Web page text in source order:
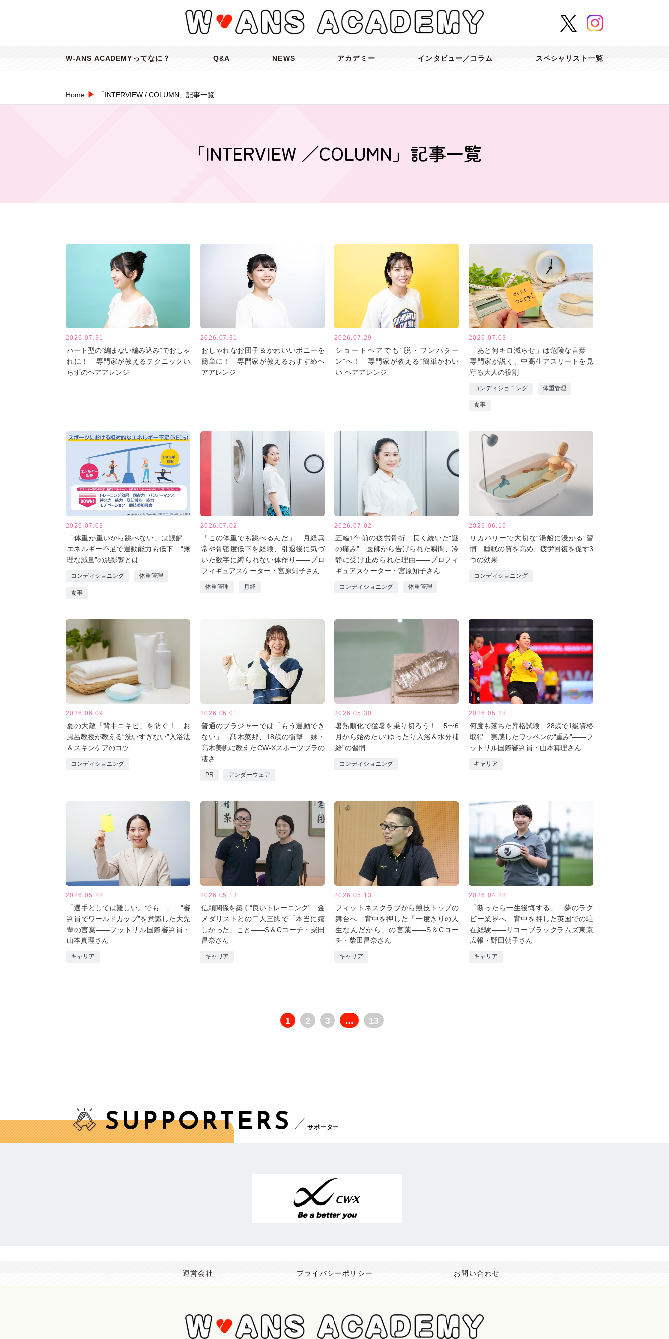
W-ANS ACADEMYってなに？ Q&A NEWS アカデミー インタビュー／コラム スペシャリスト一覧
Home ▶ 「INTERVIEW / COLUMN」記事一覧
「INTERVIEW ／COLUMN」記事一覧
2026.07.31
ハート型の“編まない編み込み”でおしゃ
れに！ 専門家が教えるテクニックい
らずのヘアアレンジ
2026.07.31
おしゃれなお団子＆かわいいポニーを
簡単に！ 専門家が教えるおすすめヘ
アアレンジ
2026.07.29
ショートヘアでも“脱・ワンパター
ン”へ！ 専門家が教える“簡単かわい
い”ヘアアレンジ
2026.07.03
「あと何キロ減らせ」は危険な言葉
専門家が説く、中高生アスリートを見
守る大人の役割
コンディショニング 体重管理
食事
2026.07.03
「体重が重いから跳べない」は誤解
エネルギー不足で運動能力も低下…“無
理な減量”の悪影響とは
コンディショニング 体重管理
食事
2026.07.02
「この体重でも跳べるんだ」 月経異
常や骨密度低下を経験、引退後に気づ
いた数字に縛られない体作り――プロ
フィギュアスケーター・宮原知子さん
体重管理 月経
2026.07.02
五輪1年前の疲労骨折 長く続いた“謎
の痛み”…医師から告げられた瞬間、冷
静に受け止められた理由――プロフィ
ギュアスケーター・宮原知子さん
コンディショニング 体重管理
2026.06.16
リカバリーで大切な“湯船に浸かる”習
慣 睡眠の質を高め、疲労回復を促す3
つの効果
コンディショニング
2026.06.09
夏の大敵「背中ニキビ」を防ぐ！ お
風呂教授が教える“洗いすぎない”入浴法
＆スキンケアのコツ
コンディショニング
2026.06.01
普通のブラジャーでは「もう運動でき
ない」 髙木菜那、18歳の衝撃…妹・
髙木美帆に教えたCW-Xスポーツブラの
凄さ
PR アンダーウェア
2026.05.30
暑熱順化で猛暑を乗り切ろう！ 5〜6
月から始めたい“ゆったり入浴＆水分補
給”の習慣
コンディショニング
2026.05.28
何度も落ちた昇格試験 28歳で1級資格
取得…実感したワッペンの“重み”――フ
ットサル国際審判員・山本真理さん
キャリア
2026.05.28
「選手としては難しい。でも…」 “審
判員でワールドカップ”を意識した大先
輩の言葉――フットサル国際審判員・
山本真理さん
キャリア
2026.05.13
信頼関係を築く“良いトレーニング” 金
メダリストとの二人三脚で「本当に嬉
しかった」こと――S＆Cコーチ・柴田
昌奈さん
キャリア
2026.05.13
フィットネスクラブから競技トップの
舞台へ 背中を押した「一度きりの人
生なんだから」の言葉――S＆Cコー
チ・柴田昌奈さん
キャリア
2026.04.28
「断ったら一生後悔する」 夢のラグ
ビー業界へ、背中を押した英国での駐
在経験――リコーブラックラムズ東京
広報・野田朝子さん
キャリア
1 2 3 … 13
SUPPORTERS サポーター
運営会社 プライバシーポリシー お問い合わせ